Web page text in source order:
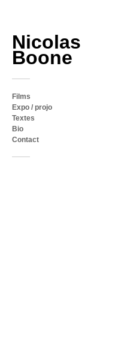
Nicolas
Boone
Films
Expo / projo
Textes
Bio
Contact